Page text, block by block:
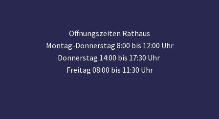
Öffnungszeiten Rathaus
Montag-Donnerstag 8:00 bis 12:00 Uhr
Donnerstag 14:00 bis 17:30 Uhr
Freitag 08:00 bis 11:30 Uhr